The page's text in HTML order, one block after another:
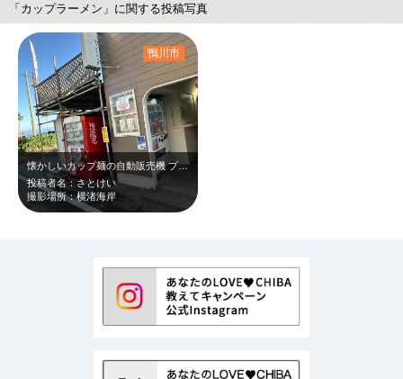
「カップラーメン」に関する投稿写真
懐かしいカップ麺の自動販売機 プールの帰りに、なぜか食べたくなる自販機のカッ…
投稿者名：さとけい
撮影場所：横渚海岸
鴨川市